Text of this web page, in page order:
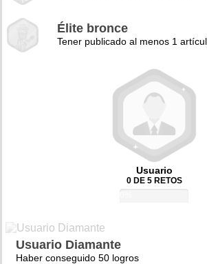
Élite bronce
Tener publicado al menos 1
Usuario
0 DE 5 RETOS
Usuario Diamante
Haber conseguido 50 logros